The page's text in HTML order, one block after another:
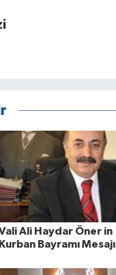
Ali Haydar Öner in
Kurban Bayramı Mesajı